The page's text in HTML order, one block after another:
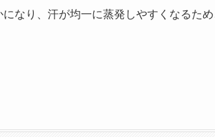
なり、汗が均一に蒸発しやすくなるた